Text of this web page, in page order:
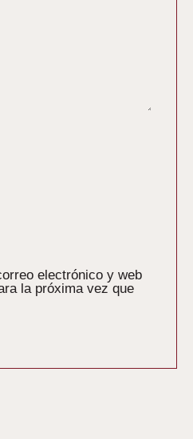
electrónico y web
la próxima vez que